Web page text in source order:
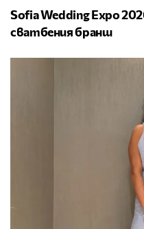
Sofia Wedding Expo
сватбения бранш